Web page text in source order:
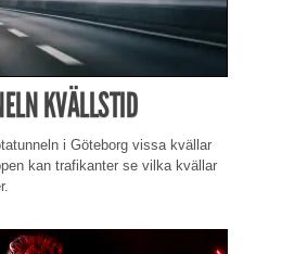
KVÄLLSTID
i Göteborg vissa kvällar
kan trafikanter se vilka kvällar